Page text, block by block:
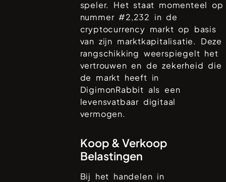
speler. Het staat momenteel op
nummer #2,232 in de
cryptocurrency markt op basis
van zijn marktkapitalisatie. Deze
rangschikking weerspiegelt het
vertrouwen en de zekerheid die
de markt heeft in
DigimonRabbit als een
levensvatbaar digitaal
vermogen.
Koop & Verkoop
Belastingen
Bij het handelen in